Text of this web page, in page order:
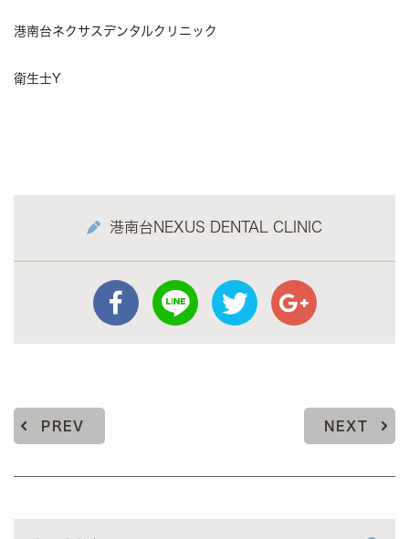
港南台ネクサスデンタルクリニック
衛生士Y
港南台NEXUS DENTAL CLINIC
PREV NEXT